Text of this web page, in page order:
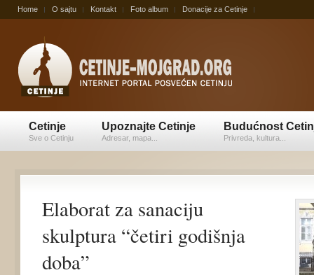
Home O sajtu Kontakt Foto album Donacije za Cetinje
Cetinje
Sve o Cetinju
Upoznajte Cetinje
Adresar, mapa...
Budućnost
Privreda, kultura...
Elaborat za sanaciju
skulptura “četiri godišnja
doba”